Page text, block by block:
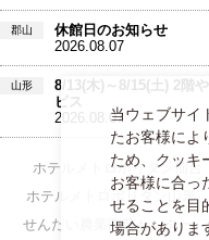
郡山
休館日のお知らせ
2026.08.07
山形
8/13(木)～8/15(土) 2階
ビス
2026.08.07
ホテルメトロポリタン仙台
ホテルメトロポリタン山形
せんだい農業園芸センター
当ウェブサイ
たお客様によ
ため、クッキ
お客様に合っ
せることを目
場合がありま